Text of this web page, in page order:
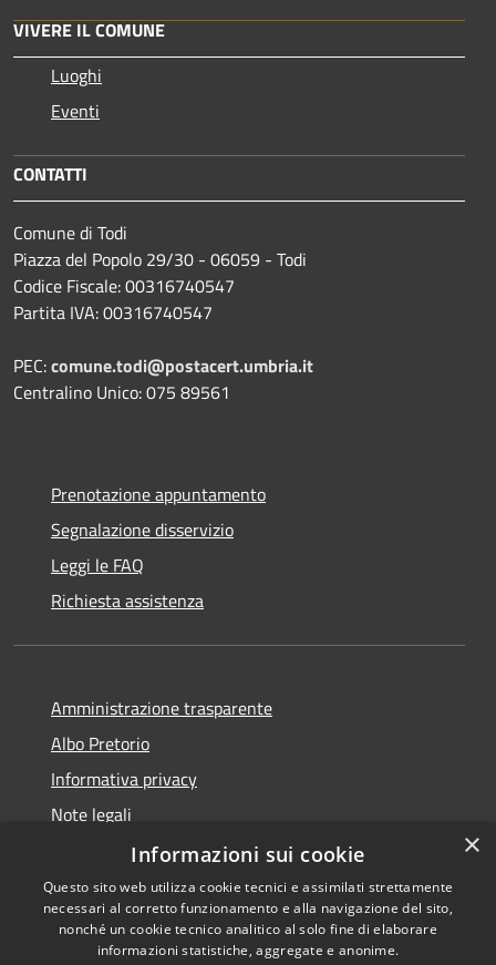
VIVERE IL COMUNE
Luoghi
Eventi
CONTATTI
Comune di Todi
Piazza del Popolo 29/30 - 06059 - Todi
Codice Fiscale: 00316740547
Partita IVA: 00316740547
PEC:comune.todi@postacert.umbria.it
Centralino Unico: 075 89561
Prenotazione appuntamento
Segnalazione disservizio
Leggi le FAQ
Richiesta assistenza
Amministrazione trasparente
Albo Pretorio
Informativa privacy
Note legali
Dichiarazione di accessibilità
×
Informazioni sui cookie
Questo sito web utilizza cookie tecnici e assimilati strettamente
necessari al corretto funzionamento e alla navigazione del sito,
nonché un cookie tecnico analitico al solo fine di elaborare
informazioni statistiche, aggregate e anonime.